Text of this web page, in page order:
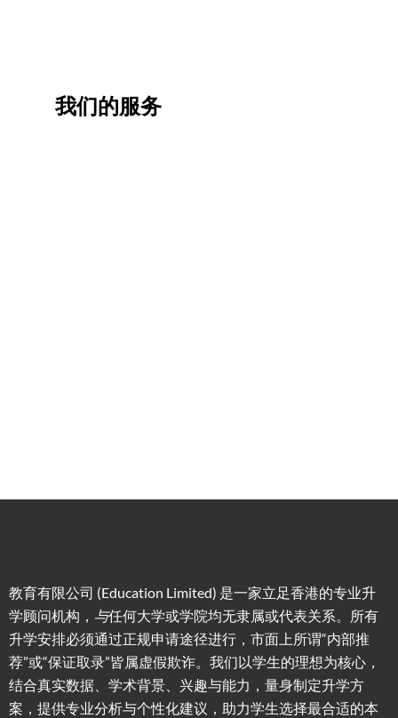
我们的服务
教育有限公司 (Education Limited) 是一家立足香港的专业升
学顾问机构， 与任何大学或学院均无隶属或代表关系。所有
升学安排必须通过正规申请途径进行，市面上所谓“内部推
荐”或“保证取录”皆属虚假欺诈。我们以学生的理想为核心，
结合真实数据、学术背景、兴趣与能力，量身制定升学方
案，提供专业分析与个性化建议，助力学生选择最合适的本